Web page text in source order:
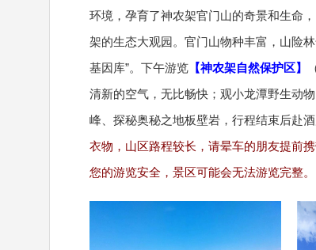
环境，孕育了神农架官门山的奇景和生命
架的生态大观园。官门山物种丰富，山险
基因库”。下午游览 【神农架自然保护区】
清新的空气，无比畅快；观小龙潭野生动
峰、探秘奥秘之地板壁岩，行程结束后赴酒
衣物，山区路程较长，请晕车的朋友提前
您的游览安全，景区可能会无法游览完整。